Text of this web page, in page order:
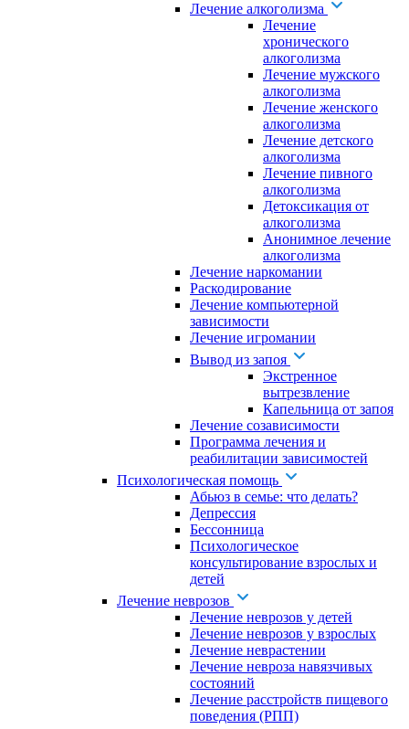
Лечение алкоголизма
Лечение
хронического
алкоголизма
Лечение мужского
алкоголизма
Лечение женского
алкоголизма
Лечение детского
алкоголизма
Лечение пивного
алкоголизма
Детоксикация от
алкоголизма
Анонимное лечение
алкоголизма
Лечение наркомании
Раскодирование
Лечение компьютерной
зависимости
Лечение игромании
Вывод из запоя
Экстренное
вытрезвление
Капельница от запоя
Лечение созависимости
Программа лечения и
реабилитации зависимостей
Психологическая помощь
Абьюз в семье: что делать?
Депрессия
Бессонница
Психологическое
консультирование взрослых и
детей
Лечение неврозов
Лечение неврозов у детей
Лечение неврозов у взрослых
Лечение неврастении
Лечение невроза навязчивых
состояний
Лечение расстройств пищевого
поведения (РПП)